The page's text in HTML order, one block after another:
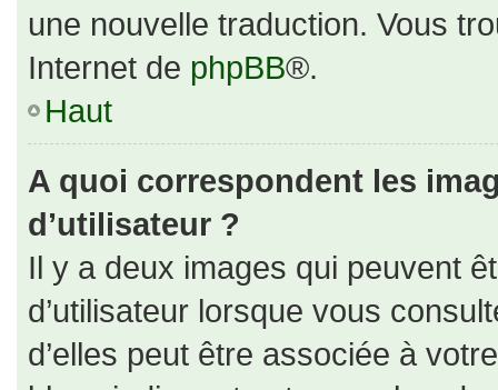
une nouvelle traduction. Vous
Internet de phpBB®.
Haut
A quoi correspondent les
d’utilisateur ?
Il y a deux images qui peuvent
d’utilisateur lorsque vous
d’elles peut être associée à